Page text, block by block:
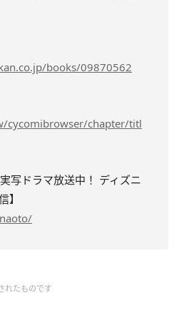
books/09870562
cycomibrowser/chapter/titl
写ドラマ放送中！ ディズニ
】
れたものです